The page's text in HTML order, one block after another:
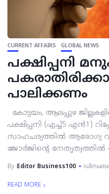
CURRENT AFFAIRS GLOBAL NEWS
പക്ഷിപ്പനി
പാലിക്കണം
കോട്ടയം, ആലപ്പുഴ
പക്ഷിപ്പനി (എച്ച്5 എൻ1)
സാഹചര്യത്തിൽ ആരോഗ്യ
ജോർജിന്റെ നേതൃത്വത്തിൽ
By Editor Business100
READ MORE